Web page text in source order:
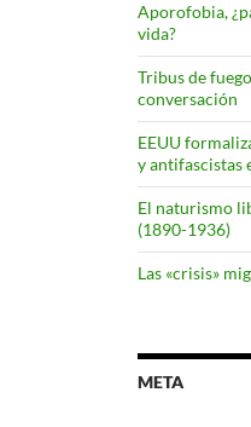
Aporofobia,
vida?
Tribus de
conversación
EEUU
y antifascistas
El naturismo
(1890-1936)
Las «crisis»
META